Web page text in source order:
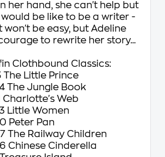
her hand, she can't help but
be like to be a writer -
won't be easy, but Adeline
to rewrite her story...
Clothbound Classics:
The Little Prince
The Jungle Book
Charlotte's Web
Little Women
Peter Pan
The Railway Children
Chinese Cinderella